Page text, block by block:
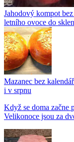
Jahodový kompot
letního ovoce do
Mazanec bez
i v srpnu
Když se doma začne
Velikonoce jsou za